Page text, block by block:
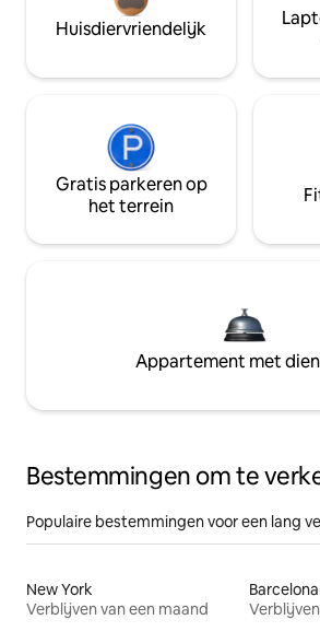
Huisdiervriendelijk
Gratis parkeren op
het terrein
Appartement met
Bestemmingen om te
Populaire bestemmingen voor een lang
New York
Verblijven van een maand
Barcelona